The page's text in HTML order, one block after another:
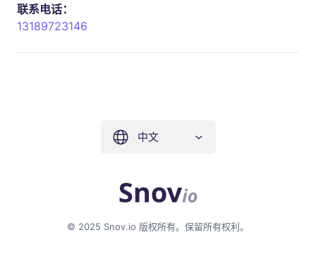
联系电话：
13189723146
© 2025 Snov.io 版权所有。保留所有权利。
中文